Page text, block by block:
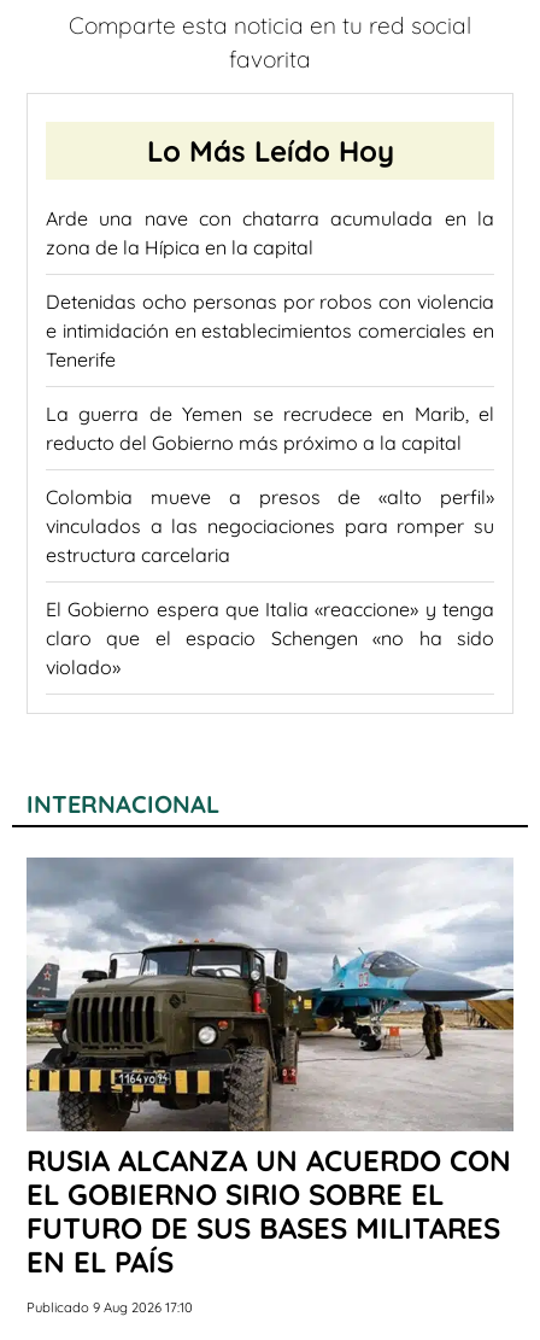
Comparte esta noticia en tu red social
favorita
Lo Más Leído Hoy
Arde una nave con chatarra acumulada en la
zona de la Hípica en la capital
Detenidas ocho personas por robos con violencia
e intimidación en establecimientos comerciales en
Tenerife
La guerra de Yemen se recrudece en Marib, el
reducto del Gobierno más próximo a la capital
Colombia mueve a presos de «alto perfil»
vinculados a las negociaciones para romper su
estructura carcelaria
El Gobierno espera que Italia «reaccione» y tenga
claro que el espacio Schengen «no ha sido
violado»
INTERNACIONAL
RUSIA ALCANZA UN ACUERDO CON
EL GOBIERNO SIRIO SOBRE EL
FUTURO DE SUS BASES MILITARES
EN EL PAÍS
Publicado 9 Aug 2026 17:10